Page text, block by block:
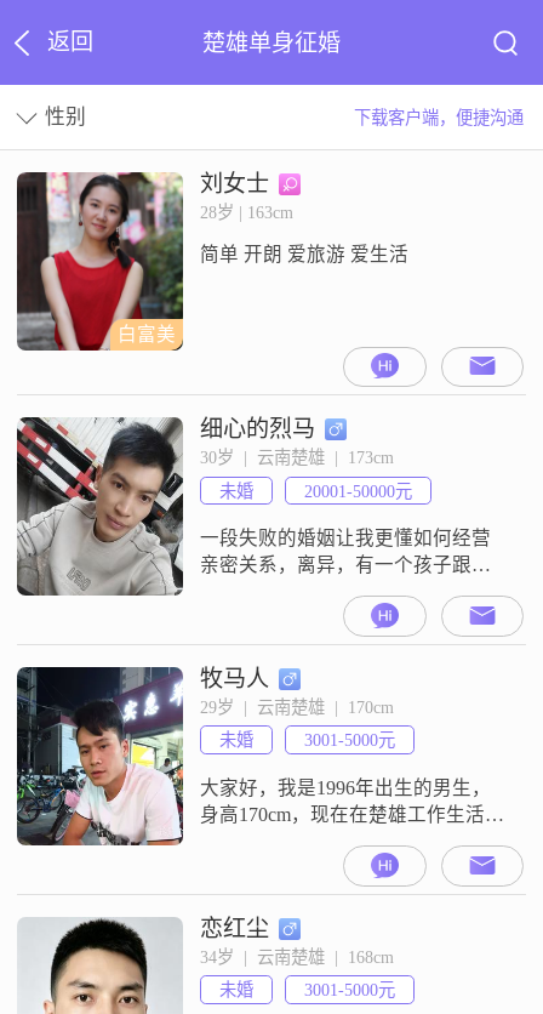
返回 楚雄单身征婚
性别 下载客户端，便捷沟通
白富美
刘女士
28岁 | 163cm
简单 开朗 爱旅游 爱生活
细心的烈马
30岁  |  云南楚雄  |  173cm
未婚
20001-50000元
一段失败的婚姻让我更懂如何经营
亲密关系，离异，有一个孩子跟随
前妻生活，日常无需我贴身照料，
我可以全身心投入新的感情。没有
复杂的家庭拉扯，自己做生意，经
济稳定、时间自由。期待遇见三观
契合、性格温和的你，不想凑合搭
伙过日子，希望两个人互相包容、
彼此依靠，踏踏实实奔赴长久的陪
伴。
牧马人
29岁  |  云南楚雄  |  170cm
未婚
3001-5000元
大家好，我是1996年出生的男生，
身高170cm，现在在楚雄工作生活
##3002##我的学历是高中及以下，
月收入在3001到5000元之间
##3002##性格方面，我是一个稳重
可靠的人，平时做事有责任感，对
自己该承担的事情都会认真完成
##3002##同时我也比较幽默风趣，
跟人相处起来不会觉得沉闷，大家
恋红尘
34岁  |  云南楚雄  |  168cm
未婚
3001-5000元